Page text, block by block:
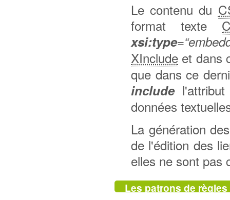
Le contenu du
format texte
xsi:type
XInclude et dans
que dans ce
include
données
La génération
de l'édition des
elles ne sont pas
Les patrons de règles